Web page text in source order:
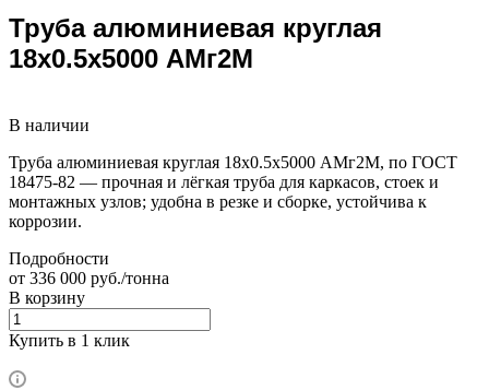
Труба алюминиевая круглая
18х0.5х5000 АМг2М
В наличии
Труба алюминиевая круглая 18х0.5х5000 АМг2М, по ГОСТ
18475-82 — прочная и лёгкая труба для каркасов, стоек и
монтажных узлов; удобна в резке и сборке, устойчива к
коррозии.
Подробности
от 336 000 руб./тонна
В корзину
Купить в 1 клик